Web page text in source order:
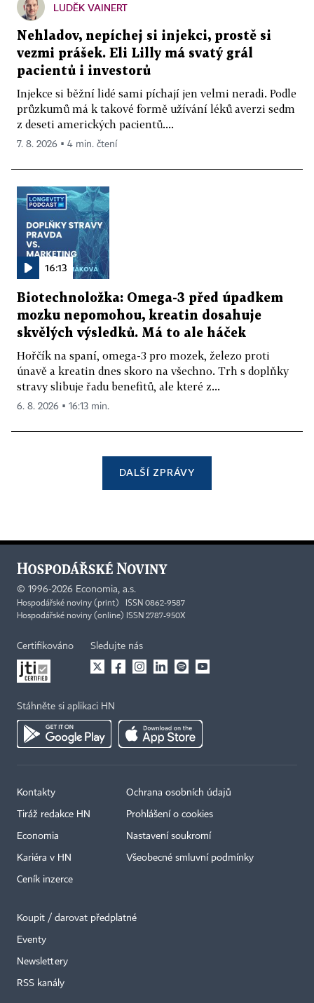
LUDĚK VAINERT
Nehladov, nepíchej si injekci, prostě si
vezmi prášek. Eli Lilly má svatý grál
pacientů i investorů
Injekce si běžní lidé sami píchají jen velmi neradi. Podle
průzkumů má k takové formě užívání léků averzi sedm
z deseti amerických pacientů....
7. 8. 2026 ▪ 4 min. čtení
16:13
Biotechnoložka: Omega-3 před úpadkem
mozku nepomohou, kreatin dosahuje
skvělých výsledků. Má to ale háček
Hořčík na spaní, omega-3 pro mozek, železo proti
únavě a kreatin dnes skoro na všechno. Trh s doplňky
stravy slibuje řadu benefitů, ale které z...
6. 8. 2026 ▪ 16:13 min.
DALŠÍ ZPRÁVY
© 1996-2026 Economia, a.s.
Hospodářské noviny (print) ISSN 0862-9587
Hospodářské noviny (online) ISSN 2787-950X
Certifikováno Sledujte nás
Stáhněte si aplikaci HN
Kontakty
Tiráž redakce HN
Economia
Kariéra v HN
Ceník inzerce
Ochrana osobních údajů
Prohlášení o cookies
Nastavení soukromí
Všeobecné smluvní podmínky
Koupit / darovat předplatné
Eventy
Newslettery
RSS kanály